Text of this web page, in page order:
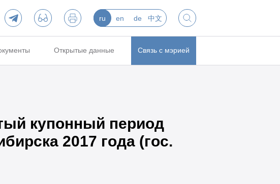
ru en de 中文
Открытые данные Связь с мэрией
купонный период
2017 года (гос.